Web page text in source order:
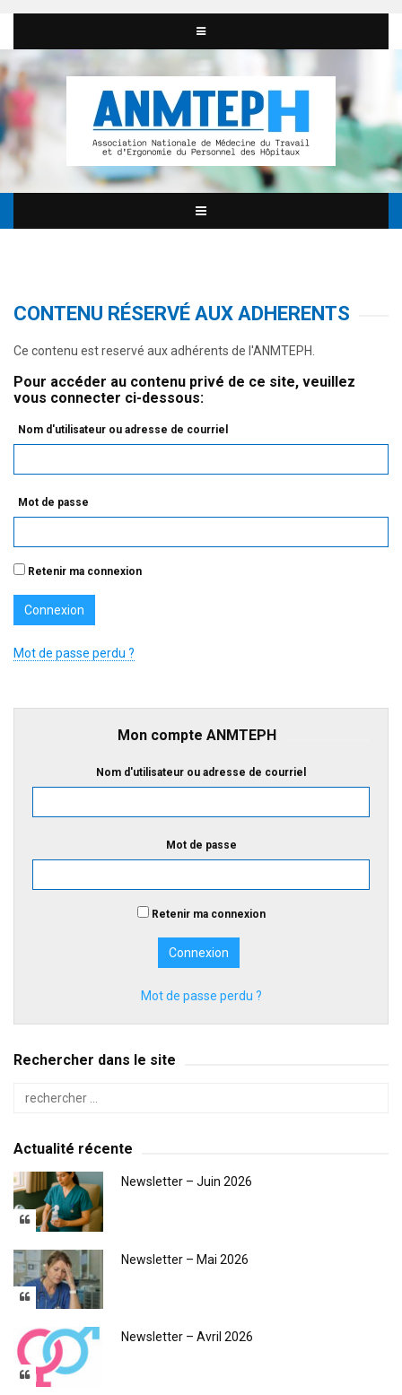
CONTENU RÉSERVÉ AUX ADHERENTS
Ce contenu est reservé aux adhérents de l'ANMTEPH.
Pour accéder au contenu privé de ce site, veuillez
vous connecter ci-dessous:
Nom d'utilisateur ou adresse de courriel
Mot de passe
Retenir ma connexion
Mot de passe perdu ?
Mon compte ANMTEPH
Nom d'utilisateur ou adresse de courriel
Mot de passe
Retenir ma connexion
Mot de passe perdu ?
Rechercher dans le site
Actualité récente
Newsletter – Juin 2026
Newsletter – Mai 2026
Newsletter – Avril 2026